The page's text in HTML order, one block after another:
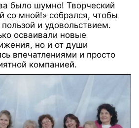
было шумно! Творческий
со мной!» собрался, чтобы
и удовольствием.
осваивали новые
но и от души
впечатлениями и просто
компанией.